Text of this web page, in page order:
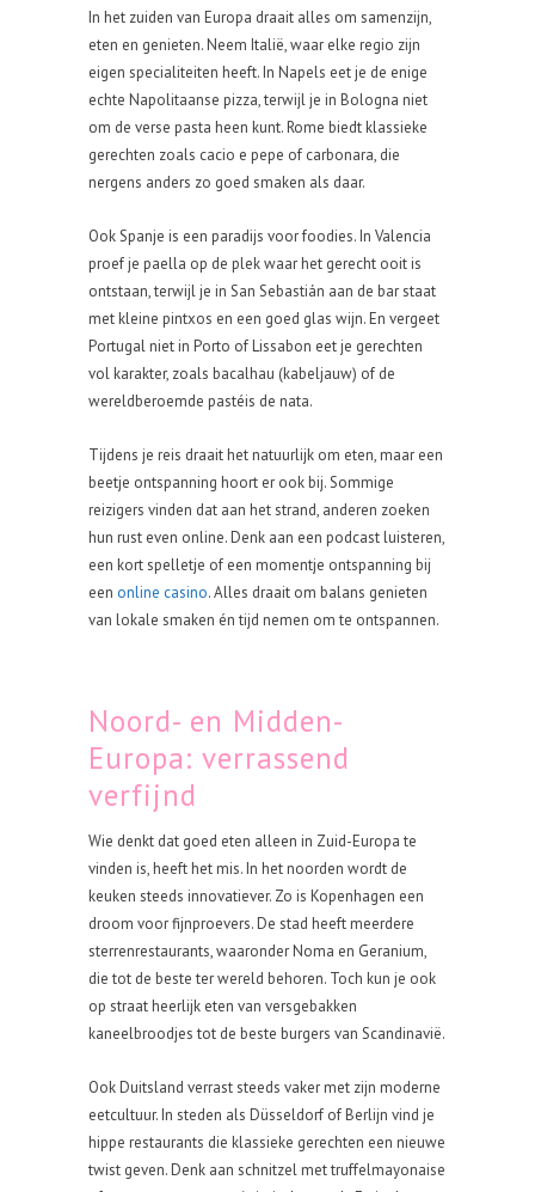
In het zuiden van Europa draait alles om samenzijn,
eten en genieten. Neem Italië, waar elke regio zijn
eigen specialiteiten heeft. In Napels eet je de enige
echte Napolitaanse pizza, terwijl je in Bologna niet
om de verse pasta heen kunt. Rome biedt klassieke
gerechten zoals cacio e pepe of carbonara, die
nergens anders zo goed smaken als daar.
Ook Spanje is een paradijs voor foodies. In Valencia
proef je paella op de plek waar het gerecht ooit is
ontstaan, terwijl je in San Sebastián aan de bar staat
met kleine pintxos en een goed glas wijn. En vergeet
Portugal niet in Porto of Lissabon eet je gerechten
vol karakter, zoals bacalhau (kabeljauw) of de
wereldberoemde pastéis de nata.
Tijdens je reis draait het natuurlijk om eten, maar een
beetje ontspanning hoort er ook bij. Sommige
reizigers vinden dat aan het strand, anderen zoeken
hun rust even online. Denk aan een podcast luisteren,
een kort spelletje of een momentje ontspanning bij
een online casino. Alles draait om balans genieten
van lokale smaken én tijd nemen om te ontspannen.
Noord- en Midden-
Europa: verrassend
verfijnd
Wie denkt dat goed eten alleen in Zuid-Europa te
vinden is, heeft het mis. In het noorden wordt de
keuken steeds innovatiever. Zo is Kopenhagen een
droom voor fijnproevers. De stad heeft meerdere
sterrenrestaurants, waaronder Noma en Geranium,
die tot de beste ter wereld behoren. Toch kun je ook
op straat heerlijk eten van versgebakken
kaneelbroodjes tot de beste burgers van Scandinavië.
Ook Duitsland verrast steeds vaker met zijn moderne
eetcultuur. In steden als Düsseldorf of Berlijn vind je
hippe restaurants die klassieke gerechten een nieuwe
twist geven. Denk aan schnitzel met truffelmayonaise